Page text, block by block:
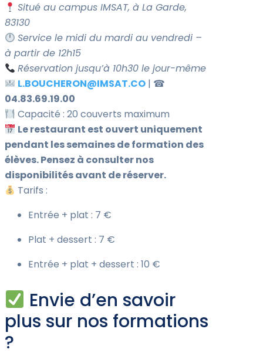
Situé au campus IMSAT, à La Garde,
83130
Service le midi du mardi au vendredi –
à partir de 12h15
Réservation jusqu’à 10h30 le jour-même
L.BOUCHERON@IMSAT.CO | ☎
04.83.69.19.00
Capacité : 20 couverts maximum
Le restaurant est ouvert uniquement
pendant les semaines de formation des
élèves. Pensez à consulter nos
disponibilités avant de réserver.
Tarifs :
Entrée + plat : 7 €
Plat + dessert : 7 €
Entrée + plat + dessert : 10 €
Envie d’en savoir
plus sur nos formations
?